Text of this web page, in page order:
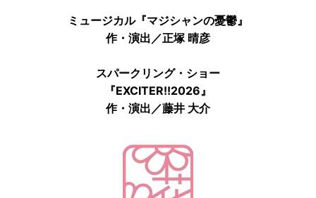
ミュージカル『マジシャンの憂鬱』
作・演出／正塚 晴彦
スパークリング・ショー
『EXCITER!!2026』
作・演出／藤井 大介